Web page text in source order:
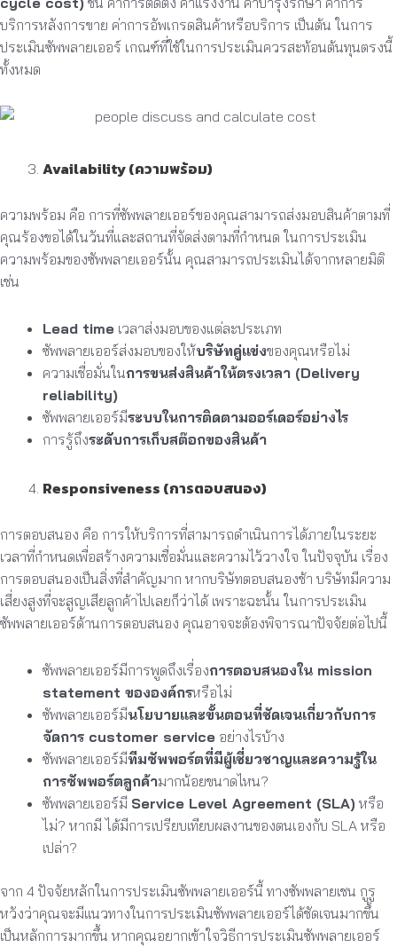
บริการหลังการขาย ค่าการอัพเกรดสินค้าหรือบริการ เป็นต้น ในการ
ประเมินซัพพลายเออร์ เกณฑ์ที่ใช้ในการประเมินควรสะท้อนต้นทุนตรงนี้
ทั้งหมด
Availability (ความพร้อม)
ความพร้อม คือ การที่ซัพพลายเออร์ของคุณสามารถส่งมอบสินค้าตามที่
คุณร้องขอได้ในวันที่และสถานที่จัดส่งตามที่กำหนด ในการประเมิน
ความพร้อมของซัพพลายเออร์นั้น คุณสามารถประเมินได้จากหลายมิติ
เช่น
Lead time เวลาส่งมอบของแต่ละประเภท
ซัพพลายเออร์ส่งมอบของให้บริษัทคู่แข่งของคุณหรือไม่
ความเชื่อมั่นในการขนส่งสินค้าให้ตรงเวลา (Delivery
reliability)
ซัพพลายเออร์มีระบบในการติดตามออร์เดอร์อย่างไร
การรู้ถึงระดับการเก็บสต๊อกของสินค้า
Responsiveness (การตอบสนอง)
การตอบสนอง คือ การให้บริการที่สามารถดำเนินการได้ภายในระยะ
เวลาที่กำหนดเพื่อสร้างความเชื่อมั่นและความไว้วางใจ ในปัจจุบัน เรื่อง
การตอบสนองเป็นสิ่งที่สำคัญมาก หากบริษัทตอบสนองช้า บริษัทมีความ
เสี่ยงสูงที่จะสูญเสียลูกค้าไปเลยก็ว่าได้ เพราะฉะนั้น ในการประเมิน
ซัพพลายเออร์ด้านการตอบสนอง คุณอาจจะต้องพิจารณาปัจจัยต่อไปนี้
ซัพพลายเออร์มีการพูดถึงเรื่องการตอบสนองใน mission
statement ขององค์กรหรือไม่
ซัพพลายเออร์มีนโยบายและขั้นตอนที่ชัดเจนเกี่ยวกับการ
จัดการ customer service อย่างไรบ้าง
ซัพพลายเออร์มีทีมซัพพอร์ตที่มีผู้เชี่ยวชาญและความรู้ใน
การซัพพอร์ตลูกค้ามากน้อยขนาดไหน?
ซัพพลายเออร์มี Service Level Agreement (SLA) หรือ
ไม่? หากมี ได้มีการเปรียบเทียบผลงานของตนเองกับ SLA หรือ
เปล่า?
จาก 4 ปัจจัยหลักในการประเมินซัพพลายเออร์นี้ ทางซัพพลายเชน กูรู
หวังว่าคุณจะมีแนวทางในการประเมินซัพพลายเออร์ได้ชัดเจนมากขึ้น
เป็นหลักการมากขึ้น หากคุณอยากเข้าใจวิธีการประเมินซัพพลายเออร์